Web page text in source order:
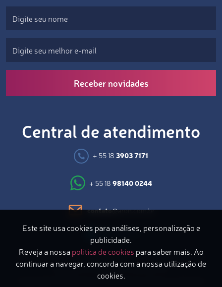
Receber novidades
Central de atendimento
+ 55 18 3903 7171
+ 55 18 98140 0244
contato@aron.com.br
Avenida Coronel Marcondes, 871 – 2º Andar | Bairro do
Bosque | Presidente Prudente/SP
Copyright © 2026 Aron Consultoria | Todos os direitos
Este site usa cookies para análises, personalização e
publicidade.
Reveja a nossa política de cookies para saber mais. Ao
continuar a navegar, concorda com a nossa utilização de
cookies.